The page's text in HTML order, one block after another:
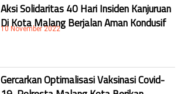
Aksi Solidaritas 40 Hari Insiden Kanjuruan
Di Kota Malang Berjalan Aman Kondusif
10 November 2022
Gercarkan Optimalisasi Vaksinasi Covid-
19, Polresta Malang Kota Berikan